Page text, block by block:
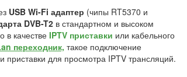
USB Wi-Fi адаптер (чипы RT5370 и
DVB-T2 в стандартном и высоком
в качестве IPTV приставки или кабельного
переходник, такое подключение
приставки для просмотра IPTV трансляций.